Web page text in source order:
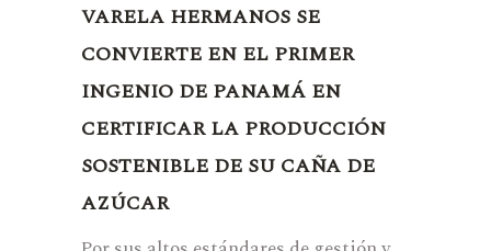
VARELA HERMANOS SE
CONVIERTE EN EL PRIMER
INGENIO DE PANAMÁ EN
CERTIFICAR LA PRODUCCIÓN
SOSTENIBLE DE SU CAÑA DE
AZÚCAR